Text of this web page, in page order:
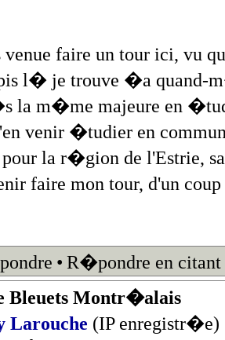
venue faire un tour ici, vu
pis l� je trouve �a
la m�me majeure en
venir �tudier en
pour la r�gion de l'Estrie,
faire mon tour, d'un
• R�pondre en citant
Bleuets Montr�alais
Larouche (IP enregistr�e)